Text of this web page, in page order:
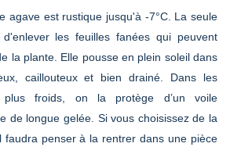
agave est rustique jusqu'à -7°C. La seule
les feuilles fanées qui peuvent
la plante. Elle pousse en plein soleil dans
caillouteux et bien drainé. Dans les
plus froids, on la protège d’un voile
de longue gelée. Si vous choisissez de la
faudra penser à la rentrer dans une pièce